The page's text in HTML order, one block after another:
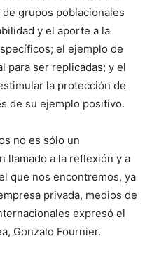
grupos poblacionales
y el aporte a la
el ejemplo de
para ser replicadas; y el
la protección de
de su ejemplo positivo.
no es sólo un
llamado a la reflexión y a
que nos encontremos, ya
privada, medios de
expresó el
Gonzalo Fournier.